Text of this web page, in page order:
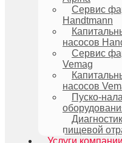
Сервис
Handtmann
насосов
Сервис
Vemag
насосов
Пуско-
пищевой
Услуги компании